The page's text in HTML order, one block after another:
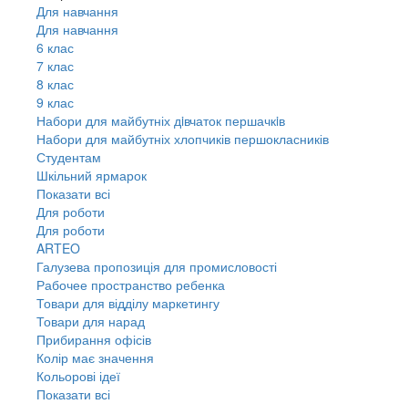
Для навчання
Для навчання
6 клас
7 клас
8 клас
9 клас
Набори для майбутніх дiвчаток першачкiв
Набори для майбутніх хлопчиків першокласників
Студентам
Шкільний ярмарок
Показати всі
Для роботи
Для роботи
ARTEO
Галузева пропозиція для промисловості
Рабочее пространство ребенка
Товари для відділу маркетингу
Товари для нарад
Прибирання офісів
Колір має значення
Кольорові ідеї
Показати всі